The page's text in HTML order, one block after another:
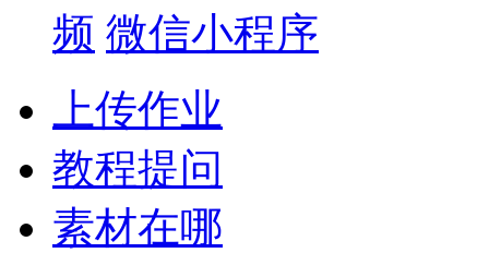
频 微信小程序
上传作业
教程提问
素材在哪